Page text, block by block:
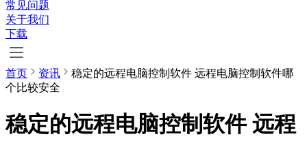
常见问题
关于我们
下载
首页 资讯
稳定的远程电脑控制软件 远程电脑控制软件哪
个比较安全
稳定的远程电脑控制软件 远程